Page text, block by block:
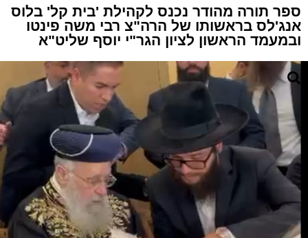
ספר תורה מהודר נכנס לקהילת 'בית קל' בלוס
אנג'לס בראשותו של הרה"צ רבי משה פינטו
ובמעמד הראשון לציון הגר"י יוסף שליט"א